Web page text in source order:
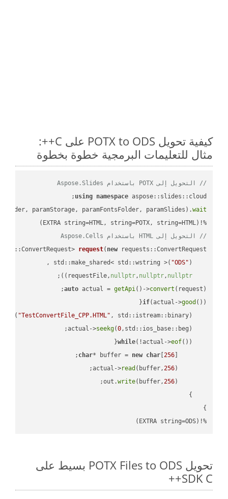
كيفية تحويل POTX to ODS على C++:
مثال للتعليمات البرمجية خطوة بخطوة
// التحويل إلى POTX باستخدام Aspose.Slides
using namespace
paramStorage, paramFontsFolder, paramSlides).wait
%!(EXTRA string=HTML, string=POTX, string=HTML)
// التحويل إلى HTML باستخدام Aspose.Cells
request( new
"ODS"
    requestFile,
nullptr, nullptr, nullptr
))
;
auto actual = getApi()->convert (request);
if(actual->good
( "TestConvertFile_CPP.HTML" , std::istream::binary)
seekg(0
while(!actual->eof
char* buffer = new char[ 256
read (buffer,256
write(buffer,256
%!(EXTRA string=ODS)
تحويل POTX Files to ODS بسيط على
SDK C++